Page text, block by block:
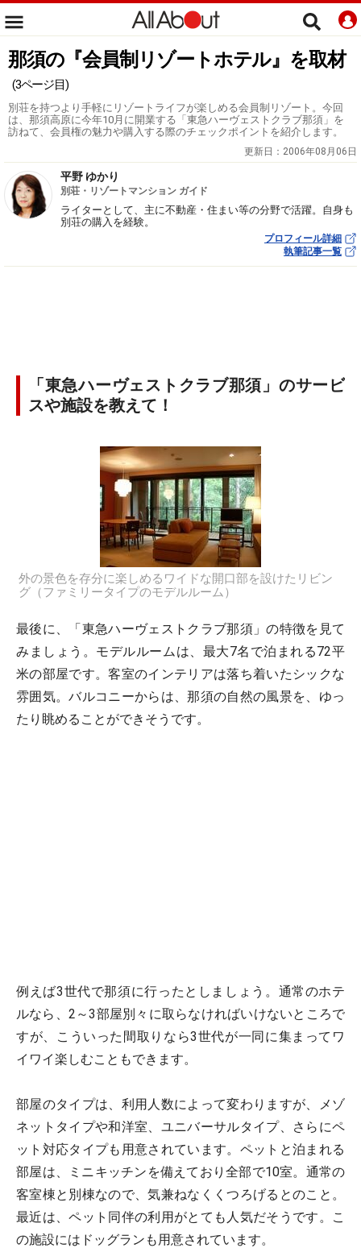
那須の『会員制リゾートホテル』を取材
(3ページ目)
別荘を持つより手軽にリゾートライフが楽しめる会員制リゾート。今回
は、那須高原に今年10月に開業する「東急ハーヴェストクラブ那須」を
訪ねて、会員権の魅力や購入する際のチェックポイントを紹介します。
更新日： 2006年08月06日
平野 ゆかり
別荘・リゾートマンション ガイド
ライターとして、主に不動産・住まい等の分野で活躍。自身も
別荘の購入を経験。
プロフィール詳細
執筆記事一覧
「東急ハーヴェストクラブ那須」のサービ
スや施設を教えて！
外の景色を存分に楽しめるワイドな開口部を設けたリビン
グ（ファミリータイプのモデルルーム）
最後に、「東急ハーヴェストクラブ那須」の特徴を見て
みましょう。モデルルームは、最大7名で泊まれる72平
米の部屋です。客室のインテリアは落ち着いたシックな
雰囲気。バルコニーからは、那須の自然の風景を、ゆっ
たり眺めることができそうです。
例えば3世代で那須に行ったとしましょう。通常のホテ
ルなら、2～3部屋別々に取らなければいけないところで
すが、こういった間取りなら3世代が一同に集まってワ
イワイ楽しむこともできます。
部屋のタイプは、利用人数によって変わりますが、メゾ
ネットタイプや和洋室、ユニバーサルタイプ、さらにペ
ット対応タイプも用意されています。ペットと泊まれる
部屋は、ミニキッチンを備えており全部で10室。通常の
客室棟と別棟なので、気兼ねなくくつろげるとのこと。
最近は、ペット同伴の利用がとても人気だそうです。こ
の施設にはドッグランも用意されています。